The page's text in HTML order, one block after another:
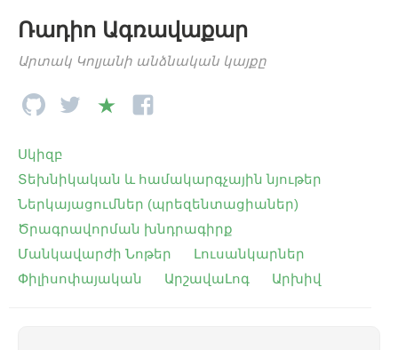
Ռադիո Ագռավաքար
Արտակ Կոլյանի անձնական կայքը
Սկիզբ
Տեխնիկական և համակարգչային նյութեր
Ներկայացումներ (պրեզենտացիաներ)
Ծրագրավորման խնդրագիրք
Մանկավարժի Նոթեր
Լուսանկարներ
Փիլիսոփայական
ԱրշավաԼոգ Արխիվ